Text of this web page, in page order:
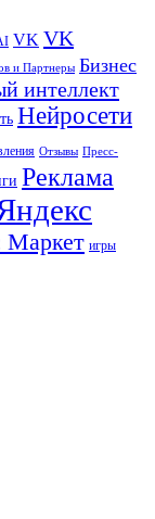
VK VK
и Партнеры Бизнес
интеллект
Нейросети
Отзывы Пресс-
Реклама
Маркет игры